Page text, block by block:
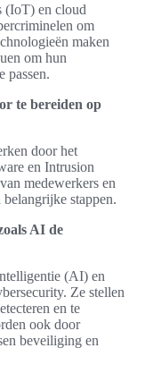
(IoT) en cloud
om
maken
om hun
passen.
te bereiden op
door het
en Intrusion
medewerkers en
stappen.
AI de
(AI) en
Ze stellen
en te
ook door
beveiliging en